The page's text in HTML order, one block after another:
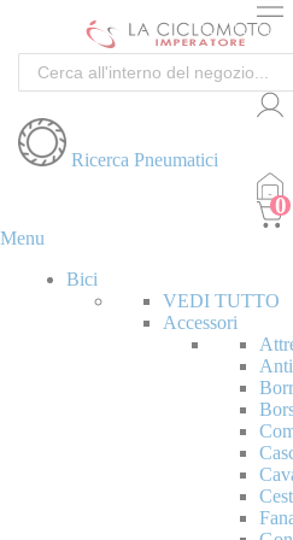
Cerca
Ricerca Pneumatici
Menu
Bici
VEDI TUTTO
Accessori